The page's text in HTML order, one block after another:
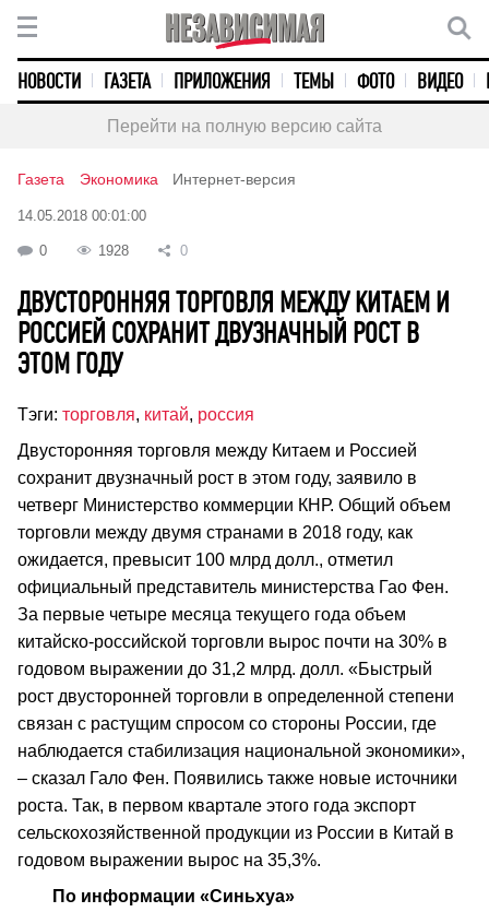
НОВОСТИ ГАЗЕТА ПРИЛОЖЕНИЯ ТЕМЫ ФОТО ВИДЕО
Перейти на полную версию сайта
Газета Экономика Интернет-версия
14.05.2018 00:01:00
0 1928 0
ДВУСТОРОННЯЯ ТОРГОВЛЯ МЕЖДУ КИТАЕМ И
РОССИЕЙ СОХРАНИТ ДВУЗНАЧНЫЙ РОСТ В
ЭТОМ ГОДУ
Тэги: торговля, китай, россия
Двусторонняя торговля между Китаем и Россией
сохранит двузначный рост в этом году, заявило в
четверг Министерство коммерции КНР. Общий объем
торговли между двумя странами в 2018 году, как
ожидается, превысит 100 млрд долл., отметил
официальный представитель министерства Гао Фен.
За первые четыре месяца текущего года объем
китайско-российской торговли вырос почти на 30% в
годовом выражении до 31,2 млрд. долл. «Быстрый
рост двусторонней торговли в определенной степени
связан с растущим спросом со стороны России, где
наблюдается стабилизация национальной экономики»,
– сказал Гало Фен. Появились также новые источники
роста. Так, в первом квартале этого года экспорт
сельскохозяйственной продукции из России в Китай в
годовом выражении вырос на 35,3%.
По информации «Синьхуа»